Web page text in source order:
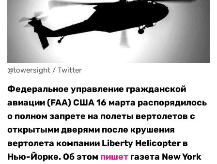
@towersight / Twitter
Федеральное управление гражданской
авиации (FAA) США 16 марта распорядилось
о полном запрете на полеты вертолетов с
открытыми дверями после крушения
вертолета компании Liberty Helicopter в
Нью-Йорке. Об этом пишет газета New York